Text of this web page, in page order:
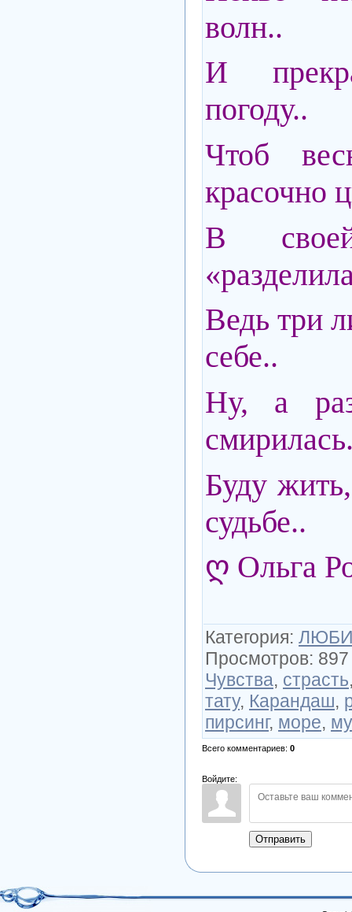
волн..
И
погоду..
Чтоб
красочно
В
Ведь три
себе..
Ну, а
Буду
судьбе..
ღ Ольга
Категория:
Просмотров: 897
Чувства, страсть
тату, Карандаш,
пирсинг, море,
Всего комментариев: 0
Войдите:
Отправить